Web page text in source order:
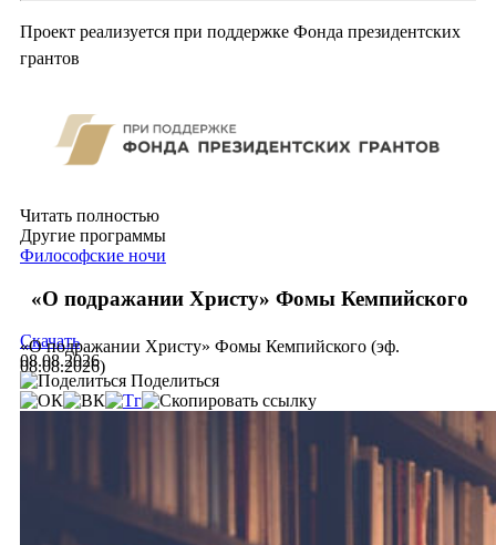
Проект реализуется при поддержке Фонда президентских
грантов
Читать полностью
Другие программы
Философские ночи
«О подражании Христу» Фомы Кемпийского
«О подражании Христу» Фомы Кемпийского (эф.
08.08.2026)
Скачать
08.08.2026
Поделиться